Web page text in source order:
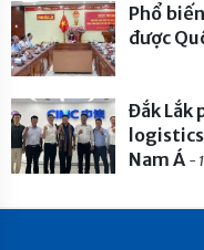
Phổ
được
Đắk Lắk
Nam Á -